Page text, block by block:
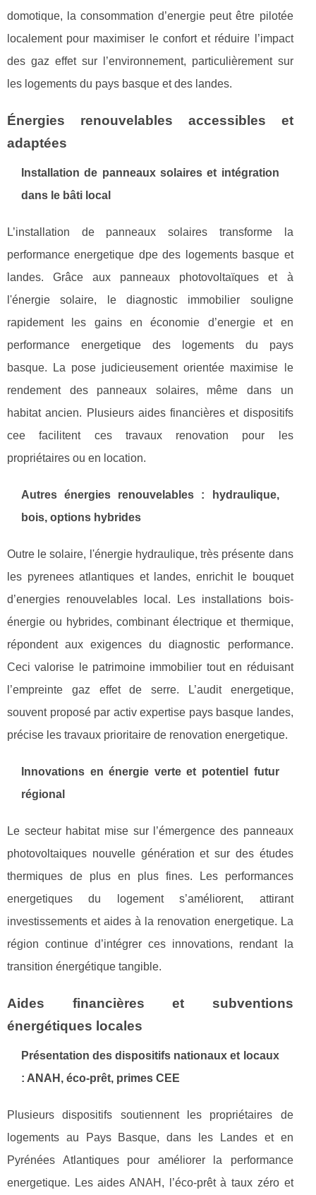
domotique, la consommation d’energie peut être pilotée
localement pour maximiser le confort et réduire l’impact
des gaz effet sur l’environnement, particulièrement sur
les logements du pays basque et des landes.
Énergies renouvelables accessibles et
adaptées
Installation de panneaux solaires et intégration
dans le bâti local
L’installation de panneaux solaires transforme la
performance energetique dpe des logements basque et
landes. Grâce aux panneaux photovoltaïques et à
l'énergie solaire, le diagnostic immobilier souligne
rapidement les gains en économie d’energie et en
performance energetique des logements du pays
basque. La pose judicieusement orientée maximise le
rendement des panneaux solaires, même dans un
habitat ancien. Plusieurs aides financières et dispositifs
cee facilitent ces travaux renovation pour les
propriétaires ou en location.
Autres énergies renouvelables : hydraulique,
bois, options hybrides
Outre le solaire, l'énergie hydraulique, très présente dans
les pyrenees atlantiques et landes, enrichit le bouquet
d’energies renouvelables local. Les installations bois-
énergie ou hybrides, combinant électrique et thermique,
répondent aux exigences du diagnostic performance.
Ceci valorise le patrimoine immobilier tout en réduisant
l’empreinte gaz effet de serre. L’audit energetique,
souvent proposé par activ expertise pays basque landes,
précise les travaux prioritaire de renovation energetique.
Innovations en énergie verte et potentiel futur
régional
Le secteur habitat mise sur l’émergence des panneaux
photovoltaiques nouvelle génération et sur des études
thermiques de plus en plus fines. Les performances
energetiques du logement s’améliorent, attirant
investissements et aides à la renovation energetique. La
région continue d’intégrer ces innovations, rendant la
transition énergétique tangible.
Aides financières et subventions
énergétiques locales
Présentation des dispositifs nationaux et locaux
: ANAH, éco-prêt, primes CEE
Plusieurs dispositifs soutiennent les propriétaires de
logements au Pays Basque, dans les Landes et en
Pyrénées Atlantiques pour améliorer la performance
energetique. Les aides ANAH, l’éco-prêt à taux zéro et